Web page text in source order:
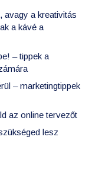
avagy a kreativitás
a kávé a
– tippek a
– marketingtippek
az online tervezőt
lesz